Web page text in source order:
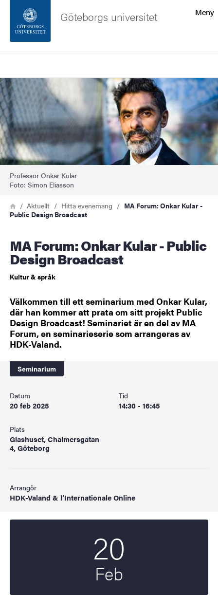
Sidfoten
Om webbplatsen
Meny
Göteborgs universitet
Bild
Professor Onkar Kular
Foto: Simon Eliasson
Länkstig
HemAktuellt Hitta evenemang
MA Forum: Onkar Kular -
Public Design Broadcast
MA Forum: Onkar Kular - Public
Design Broadcast
Kultur & språk
Välkommen till ett seminarium med Onkar Kular,
där han kommer att prata om sitt projekt Public
Design Broadcast! Seminariet är en del av MA
Forum, en seminarieserie som arrangeras av
HDK-Valand.
Seminarium
Datum
20 feb 2025
Tid
14:30 - 16:45
Plats
Glashuset, Chalmersgatan
4, Göteborg
Arrangör
HDK-Valand & l’Internationale Online
20
Feb